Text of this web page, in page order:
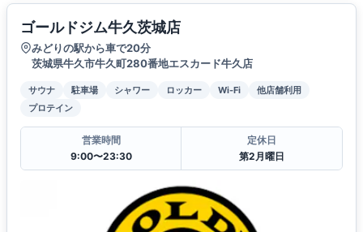
ゴールドジム牛久茨城店
みどりの駅から車で20分
茨城県牛久市牛久町280番地エスカード牛久店
サウナ 駐車場 シャワー ロッカー Wi-Fi
他店舗利用
プロテイン
営業時間
9:00〜23:30
定休日
第2月曜日